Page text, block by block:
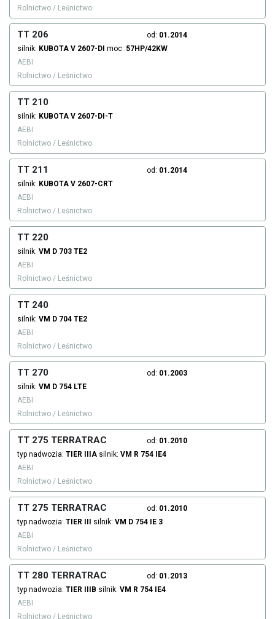
Rolnictwo / Leśnictwo
TT 206 od: 01.2014
silnik: KUBOTA V 2607-DI moc: 57HP/42KW
AEBI
Rolnictwo / Leśnictwo
TT 210
silnik: KUBOTA V 2607-DI-T
AEBI
Rolnictwo / Leśnictwo
TT 211 od: 01.2014
silnik: KUBOTA V 2607-CRT
AEBI
Rolnictwo / Leśnictwo
TT 220
silnik: VM D 703 TE2
AEBI
Rolnictwo / Leśnictwo
TT 240
silnik: VM D 704 TE2
AEBI
Rolnictwo / Leśnictwo
TT 270 od: 01.2003
silnik: VM D 754 LTE
AEBI
Rolnictwo / Leśnictwo
TT 275 TERRATRAC od: 01.2010
typ nadwozia: TIER IIIA silnik: VM R 754 IE4
AEBI
Rolnictwo / Leśnictwo
TT 275 TERRATRAC od: 01.2010
typ nadwozia: TIER III silnik: VM D 754 IE 3
AEBI
Rolnictwo / Leśnictwo
TT 280 TERRATRAC od: 01.2013
typ nadwozia: TIER IIIB silnik: VM R 754 IE4
AEBI
Rolnictwo / Leśnictwo